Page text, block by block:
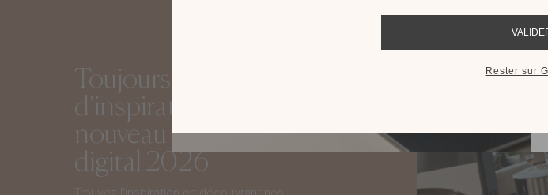
Toujours plus
d'inspirations avec le
nouveau catalogue
digital 2026
Trouvez l’inspiration en découvrant nos